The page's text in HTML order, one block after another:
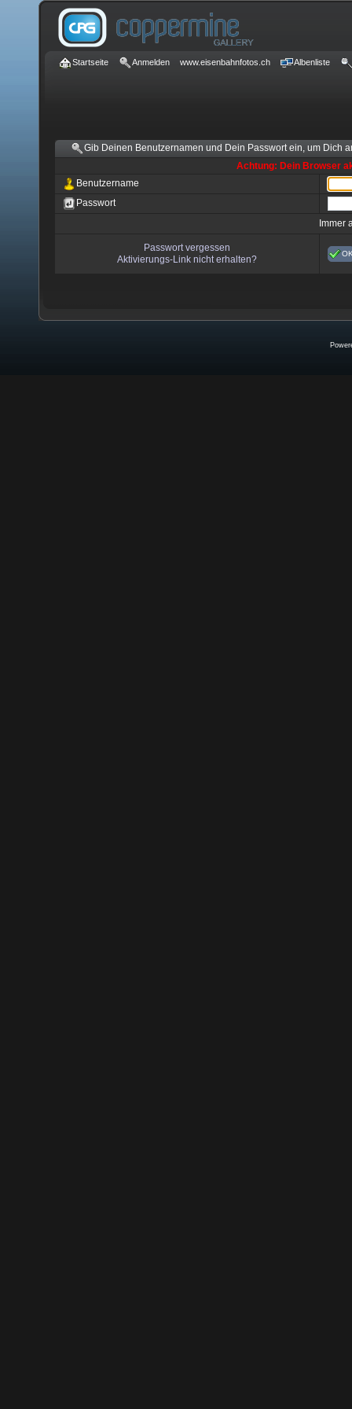
Startseite Anmelden www.eisenbahnfotos.ch Albenliste
Gib Deinen Benutzernamen und Dein Passwort ein, um Dich
Achtung: Dein Browser
Benutzername
Passwort
Immer
Passwort vergessen
Aktivierungs-Link nicht erhalten?